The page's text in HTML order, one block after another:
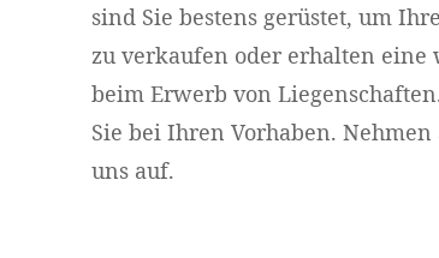
sind Sie bestens gerüstet, um
zu verkaufen oder erhalten
beim Erwerb von
Sie bei Ihren Vorhaben. Nehmen
uns auf.